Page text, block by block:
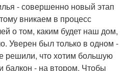
- совершенно новый этап
вникаем в процесс
о том, каким будет наш дом,
Уверен был только в одном -
решили, что хотим большую
балкон - на втором. Чтобы